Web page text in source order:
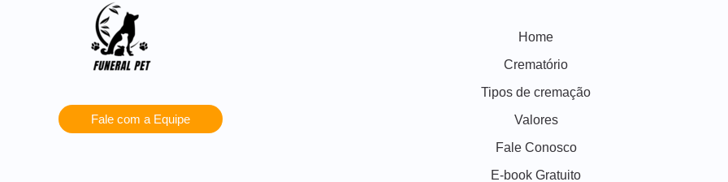
Fale com a Equipe
Home
Crematório
Tipos de cremação
Valores
Fale Conosco
E-book Gratuito